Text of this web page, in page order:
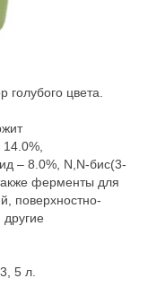
цвета.
– 8.0%, N,N-бис(3-
ферменты для
поверхностно-
5 л.